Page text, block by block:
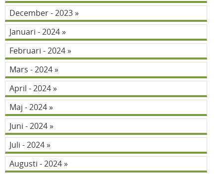
December - 2023
Januari - 2024
Februari - 2024
Mars - 2024
April - 2024
Maj - 2024
Juni - 2024
Juli - 2024
Augusti - 2024